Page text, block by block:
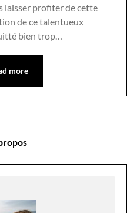
laisser profiter de cette
de ce talentueux
bien trop…
more